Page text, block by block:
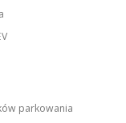
parkowania